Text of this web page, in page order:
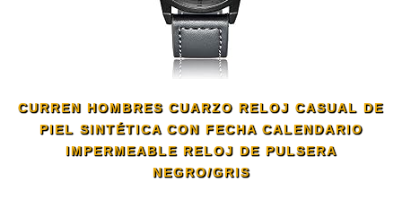
CURREN HOMBRES CUARZO RELOJ CASUAL DE
PIEL SINTÉTICA CON FECHA CALENDARIO
IMPERMEABLE RELOJ DE PULSERA
NEGRO/GRIS